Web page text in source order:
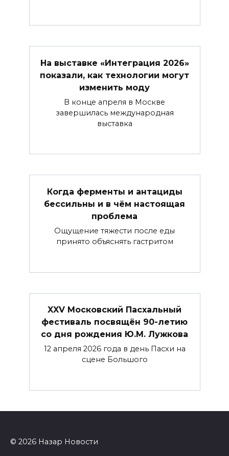
На выставке «Интеграция 2026»
показали, как технологии могут
изменить моду
В конце апреля в Москве
завершилась международная
выставка
Когда ферменты и антациды
бессильны и в чём настоящая
проблема
Ощущение тяжести после еды
принято объяснять гастритом
XXV Московский Пасхальный
фестиваль посвящён 90-летию
со дня рождения Ю.М. Лужкова
12 апреля 2026 года в день Пасхи на
сцене Большого
© 2026 Назар Новости